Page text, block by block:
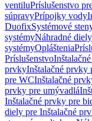
ventiluPríslušenstvo
súpravyPrípojky vody
DuofixSystémové
systémyNáhradné
systémyOpláštenia
Príslušenstvo
prvkyInštalačné prvky
pre WCInštalačné
prvky pre umývadlá
Inštalačné prvky pre
diely pre Inštalačné